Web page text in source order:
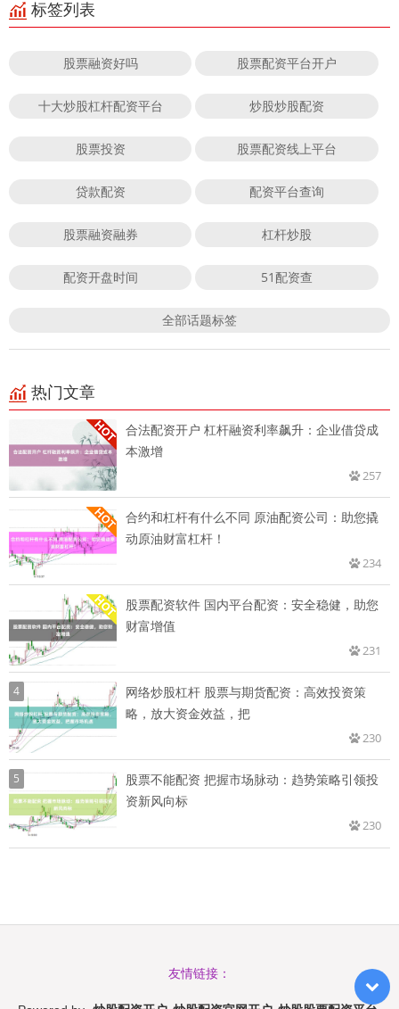
标签列表
股票融资好吗 股票配资平台开户
十大炒股杠杆配资平台 炒股炒股配资
股票投资 股票配资线上平台
贷款配资 配资平台查询
股票融资融券 杠杆炒股
配资开盘时间 51配资查
全部话题标签
热门文章
合法配资开户 杠杆融资利率飙升：企业借贷成
本激增
257
合约和杠杆有什么不同 原油配资公司：助您撬
动原油财富杠杆！
234
股票配资软件 国内平台配资：安全稳健，助您
财富增值
231
4
网络炒股杠杆 股票与期货配资：高效投资策
略，放大资金效益，把
230
5
股票不能配资 把握市场脉动：趋势策略引领投
资新风向标
230
友情链接：